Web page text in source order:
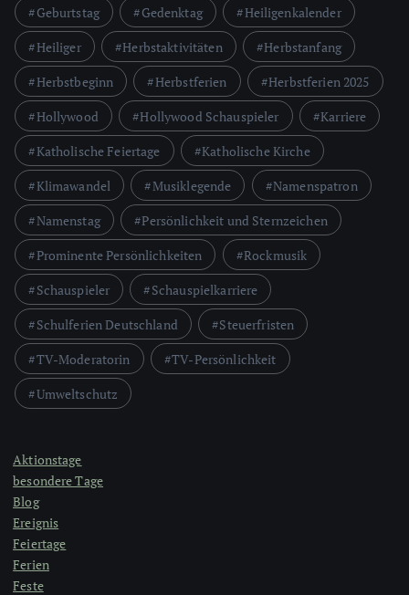
Geburtstag
Gedenktag
Heiligenkalender
Heiliger
Herbstaktivitäten
Herbstanfang
Herbstbeginn
Herbstferien
Herbstferien 2025
Hollywood
Hollywood Schauspieler
Karriere
Katholische Feiertage
Katholische Kirche
Klimawandel
Musiklegende
Namenspatron
Namenstag
Persönlichkeit und Sternzeichen
Prominente Persönlichkeiten
Rockmusik
Schauspieler
Schauspielkarriere
Schulferien Deutschland
Steuerfristen
TV-Moderatorin
TV-Persönlichkeit
Umweltschutz
Aktionstage
besondere Tage
Blog
Ereignis
Feiertage
Ferien
Feste